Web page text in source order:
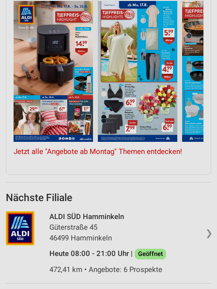
Jetzt alle "Angebote ab Montag" Themen entdecken!
Nächste Filiale
❯
ALDI SÜD Hamminkeln
Güterstraße 45
46499 Hamminkeln
Heute 08:00 - 21:00 Uhr |
Geöffnet
472,41 km • Angebote: 6 Prospekte